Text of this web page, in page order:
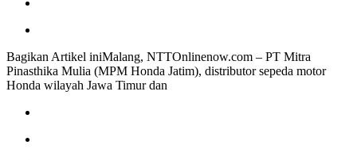
Bagikan Artikel iniMalang, NTTOnlinenow.com – PT Mitra
Pinasthika Mulia (MPM Honda Jatim), distributor sepeda motor
Honda wilayah Jawa Timur dan